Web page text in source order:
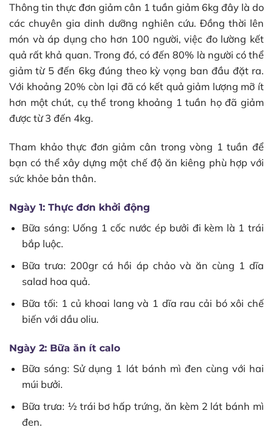
Thông tin thực đơn giảm cân 1 tuần giảm 6kg đây là do
các chuyên gia dinh dưỡng nghiên cứu. Đồng thời lên
món và áp dụng cho hơn 100 người, việc đo lường kết
quả rất khả quan. Trong đó, có đến 80% là người có thể
giảm từ 5 đến 6kg đúng theo kỳ vọng ban đầu đặt ra.
Với khoảng 20% còn lại đã có kết quả giảm lượng mỡ ít
hơn một chút, cụ thể trong khoảng 1 tuần họ đã giảm
được từ 3 đến 4kg.
Tham khảo thực đơn giảm cân trong vòng 1 tuần để
bạn có thể xây dựng một chế độ ăn kiêng phù hợp với
sức khỏe bản thân.
Ngày 1: Thực đơn khởi động
Bữa sáng: Uống 1 cốc nước ép bưởi đi kèm là 1 trái
bắp luộc.
Bữa trưa: 200gr cá hồi áp chảo và ăn cùng 1 dĩa
salad hoa quả.
Bữa tối: 1 củ khoai lang và 1 dĩa rau cải bó xôi chế
biến với dầu oliu.
Ngày 2: Bữa ăn ít calo
Bữa sáng: Sử dụng 1 lát bánh mì đen cùng với hai
múi bưởi.
Bữa trưa: ½ trái bơ hấp trứng, ăn kèm 2 lát bánh mì
đen.